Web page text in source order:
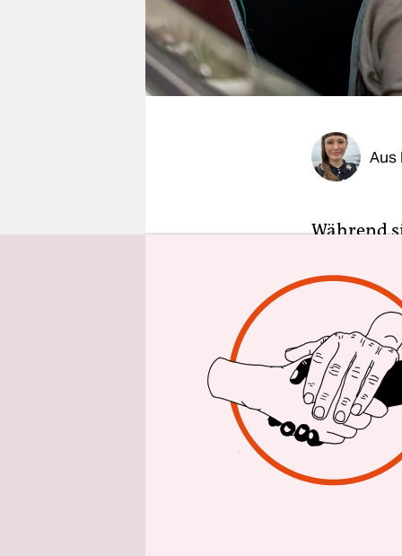
fragen & hilfe
unterstützen
abo
Aus
Während
raucht im
steigt in
einer der
Tag
wichtiges
Für den
sitzt
die